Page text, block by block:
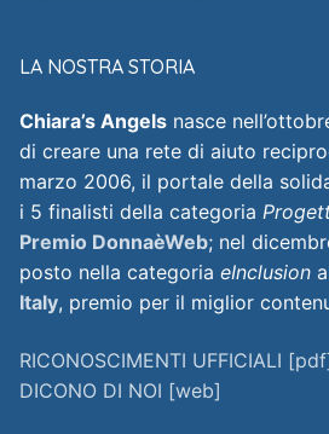
LA NOSTRA STORIA
Chiara’s Angels nasce
di creare una rete di aiuto
marzo 2006, il portale della
i 5 finalisti della categoria
Premio DonnaèWeb; nel
posto nella categoria eInclusion
Italy, premio per il miglior
RICONOSCIMENTI UFFICIALI
DICONO DI NOI [web]